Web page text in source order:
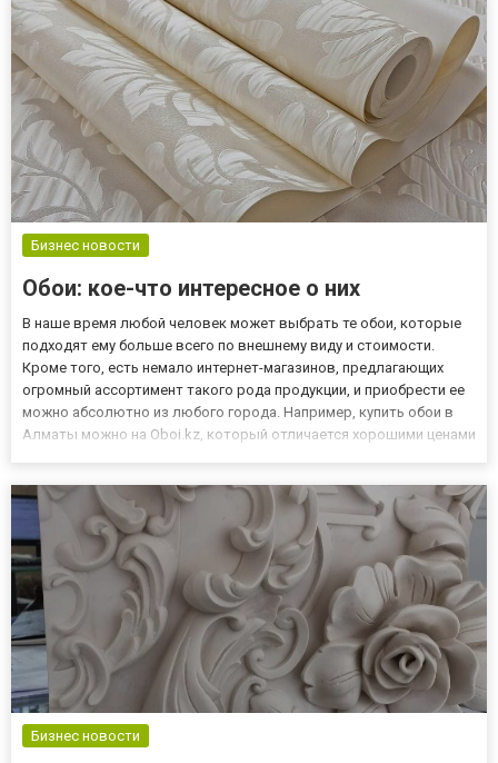
расположенн...
Бизнес новости
Обои: кое-что интересное о них
В наше время любой человек может выбрать те обои, которые
подходят ему больше всего по внешнему виду и стоимости.
Кроме того, есть немало интернет-магазинов, предлагающих
огромный ассортимент такого рода продукции, и приобрести ее
можно абсолютно из любого города. Например, купить обои в
Алматы можно на Oboi.kz, который отличается хорошими ценами
Бизнес новости